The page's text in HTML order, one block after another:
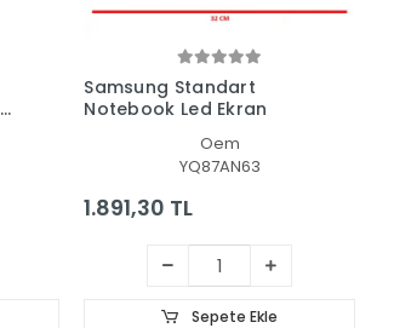
Samsung Standart
Notebook Led Ekran
Oem
YQ87AN63
1.891,30 TL
Sepete Ekle